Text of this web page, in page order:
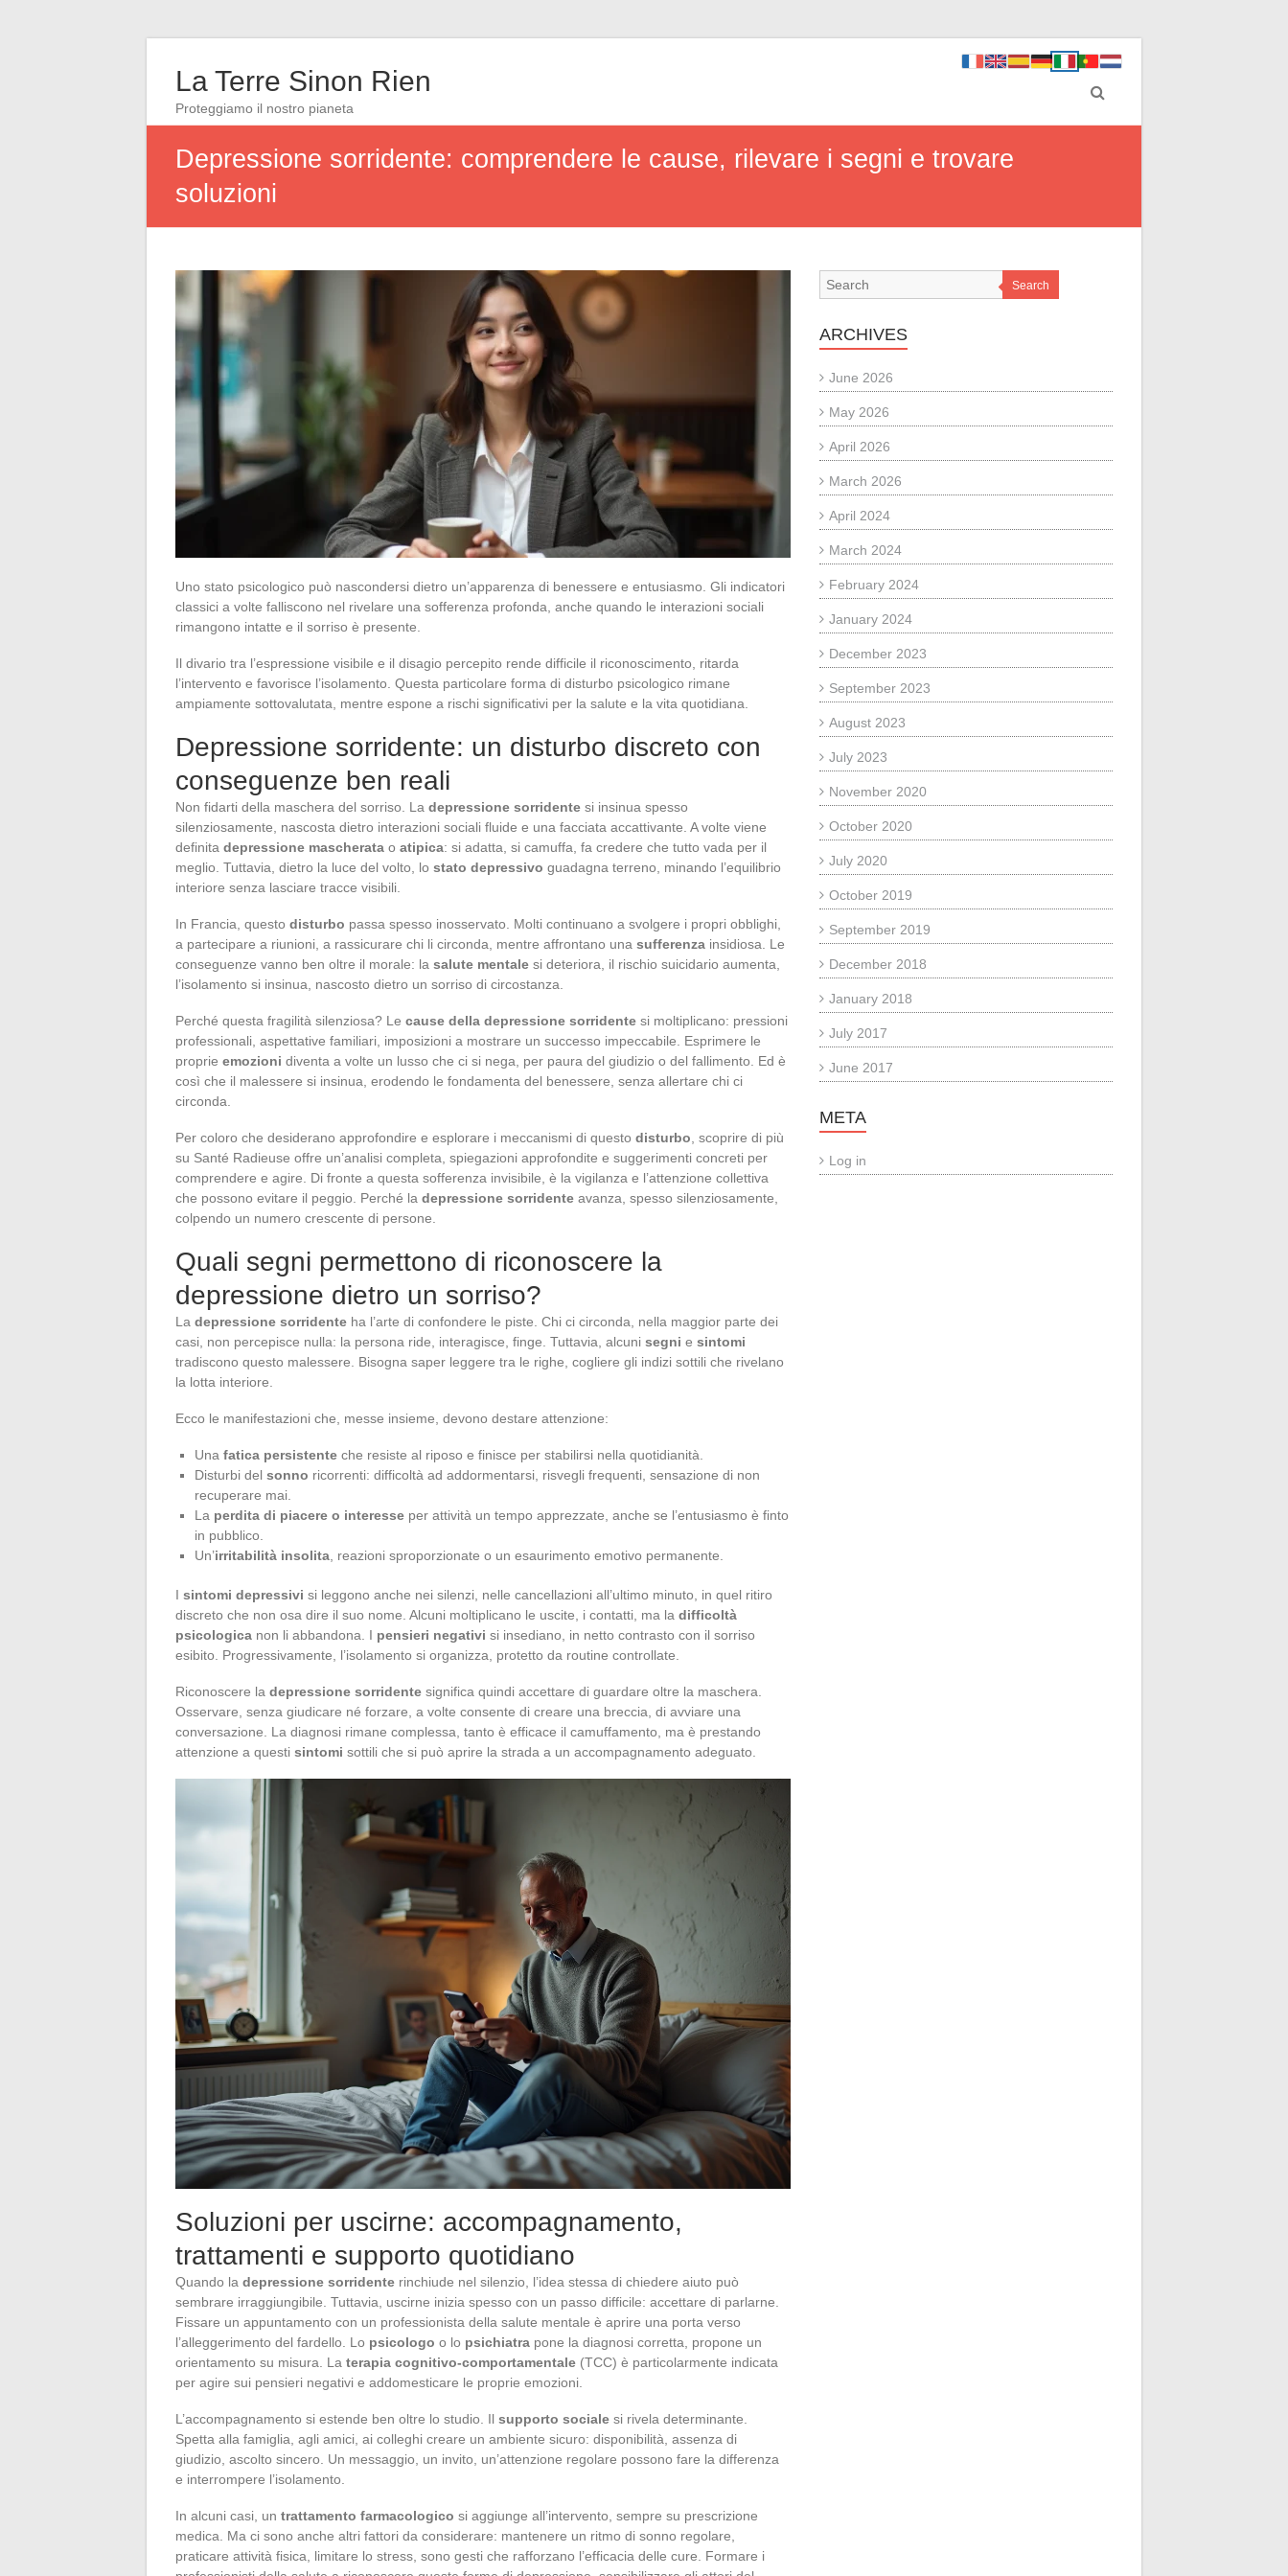
La Terre Sinon Rien
Proteggiamo il nostro pianeta
Depressione sorridente: comprendere le cause, rilevare i segni e trovare
soluzioni
Uno stato psicologico può nascondersi dietro un’apparenza di benessere e entusiasmo. Gli indicatori
classici a volte falliscono nel rivelare una sofferenza profonda, anche quando le interazioni sociali
rimangono intatte e il sorriso è presente.
Il divario tra l’espressione visibile e il disagio percepito rende difficile il riconoscimento, ritarda
l’intervento e favorisce l’isolamento. Questa particolare forma di disturbo psicologico rimane
ampiamente sottovalutata, mentre espone a rischi significativi per la salute e la vita quotidiana.
Depressione sorridente: un disturbo discreto con
conseguenze ben reali
Non fidarti della maschera del sorriso. La depressione sorridente si insinua spesso
silenziosamente, nascosta dietro interazioni sociali fluide e una facciata accattivante. A volte viene
definita depressione mascherata o atipica: si adatta, si camuffa, fa credere che tutto vada per il
meglio. Tuttavia, dietro la luce del volto, lo stato depressivo guadagna terreno, minando l’equilibrio
interiore senza lasciare tracce visibili.
In Francia, questo disturbo passa spesso inosservato. Molti continuano a svolgere i propri obblighi,
a partecipare a riunioni, a rassicurare chi li circonda, mentre affrontano una sufferenza insidiosa. Le
conseguenze vanno ben oltre il morale: la salute mentale si deteriora, il rischio suicidario aumenta,
l’isolamento si insinua, nascosto dietro un sorriso di circostanza.
Perché questa fragilità silenziosa? Le cause della depressione sorridente si moltiplicano: pressioni
professionali, aspettative familiari, imposizioni a mostrare un successo impeccabile. Esprimere le
proprie emozioni diventa a volte un lusso che ci si nega, per paura del giudizio o del fallimento. Ed è
così che il malessere si insinua, erodendo le fondamenta del benessere, senza allertare chi ci
circonda.
Per coloro che desiderano approfondire e esplorare i meccanismi di questo disturbo , scoprire di più
su Santé Radieuse offre un’analisi completa, spiegazioni approfondite e suggerimenti concreti per
comprendere e agire. Di fronte a questa sofferenza invisibile, è la vigilanza e l’attenzione collettiva
che possono evitare il peggio. Perché la depressione sorridente avanza, spesso silenziosamente,
colpendo un numero crescente di persone.
Quali segni permettono di riconoscere la
depressione dietro un sorriso?
La depressione sorridente ha l’arte di confondere le piste. Chi ci circonda, nella maggior parte dei
casi, non percepisce nulla: la persona ride, interagisce, finge. Tuttavia, alcuni segni e sintomi
tradiscono questo malessere. Bisogna saper leggere tra le righe, cogliere gli indizi sottili che rivelano
la lotta interiore.
Ecco le manifestazioni che, messe insieme, devono destare attenzione:
Una fatica persistente che resiste al riposo e finisce per stabilirsi nella quotidianità.
Disturbi del sonno ricorrenti: difficoltà ad addormentarsi, risvegli frequenti, sensazione di non
recuperare mai.
La perdita di piacere o interesse per attività un tempo apprezzate, anche se l’entusiasmo è finto
in pubblico.
Un’irritabilità insolita , reazioni sproporzionate o un esaurimento emotivo permanente.
I sintomi depressivi si leggono anche nei silenzi, nelle cancellazioni all’ultimo minuto, in quel ritiro
discreto che non osa dire il suo nome. Alcuni moltiplicano le uscite, i contatti, ma la difficoltà
psicologica non li abbandona. I pensieri negativi si insediano, in netto contrasto con il sorriso
esibito. Progressivamente, l’isolamento si organizza, protetto da routine controllate.
Riconoscere la depressione sorridente significa quindi accettare di guardare oltre la maschera.
Osservare, senza giudicare né forzare, a volte consente di creare una breccia, di avviare una
conversazione. La diagnosi rimane complessa, tanto è efficace il camuffamento, ma è prestando
attenzione a questi sintomi sottili che si può aprire la strada a un accompagnamento adeguato.
Soluzioni per uscirne: accompagnamento,
trattamenti e supporto quotidiano
Quando la depressione sorridente rinchiude nel silenzio, l’idea stessa di chiedere aiuto può
sembrare irraggiungibile. Tuttavia, uscirne inizia spesso con un passo difficile: accettare di parlarne.
Fissare un appuntamento con un professionista della salute mentale è aprire una porta verso
l’alleggerimento del fardello. Lo psicologo o lo psichiatra pone la diagnosi corretta, propone un
orientamento su misura. La terapia cognitivo-comportamentale (TCC) è particolarmente indicata
per agire sui pensieri negativi e addomesticare le proprie emozioni.
L’accompagnamento si estende ben oltre lo studio. Il supporto sociale si rivela determinante.
Spetta alla famiglia, agli amici, ai colleghi creare un ambiente sicuro: disponibilità, assenza di
giudizio, ascolto sincero. Un messaggio, un invito, un’attenzione regolare possono fare la differenza
e interrompere l’isolamento.
In alcuni casi, un trattamento farmacologico si aggiunge all’intervento, sempre su prescrizione
medica. Ma ci sono anche altri fattori da considerare: mantenere un ritmo di sonno regolare,
praticare attività fisica, limitare lo stress, sono gesti che rafforzano l’efficacia delle cure. Formare i
Search
ARCHIVES
June 2026
May 2026
April 2026
March 2026
April 2024
March 2024
February 2024
January 2024
December 2023
September 2023
August 2023
July 2023
November 2020
October 2020
July 2020
October 2019
September 2019
December 2018
January 2018
July 2017
June 2017
META
Log in